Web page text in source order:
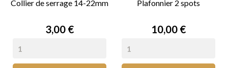
Collier de serrage 14-22mm
Prix
3,00 €
Plafonnier 2 spots
Prix
10,00 €